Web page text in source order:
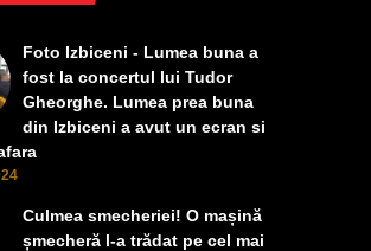
Foto Izbiceni - Lumea buna a
fost la concertul lui Tudor
Gheorghe. Lumea prea buna
din Izbiceni a avut un ecran si
Culmea smecheriei! O mașină
șmecheră l-a trădat pe cel mai